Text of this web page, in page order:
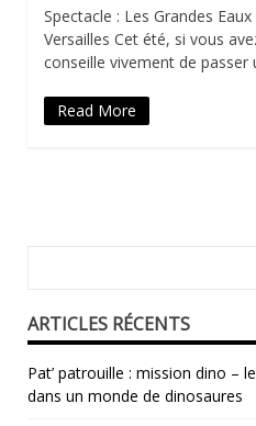
Spectacle : Les Grandes
Versailles Cet été, si vous
conseille vivement de passer
Read More
ARTICLES RÉCENTS
Pat’ patrouille : mission dino –
dans un monde de dinosaures